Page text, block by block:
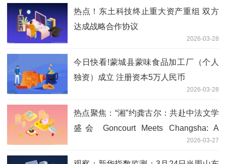
热点！东土科技终止重大资产重组 双方
达成战略合作协议
2026-03-28
今日快看!蒙城县蒙味食品加工厂（个人
独资）成立 注册资本5万人民币
2026-03-28
热点聚焦：“湘”约龚古尔：共赴中法文学
盛会 Goncourt Meets Changsha: A
China–France Literary Gathering2026-03-27